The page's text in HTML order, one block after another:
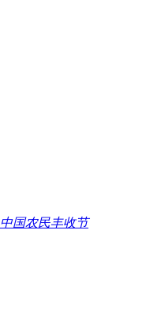
中国农民丰收节